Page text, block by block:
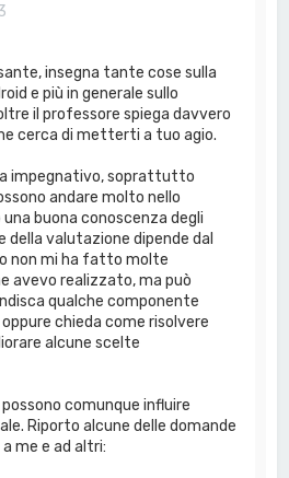
insegna tante cose sulla
e più in generale sullo
il professore spiega davvero
cerca di metterti a tuo agio.
impegnativo, soprattutto
andare molto nello
buona conoscenza degli
della valutazione dipende dal
non mi ha fatto molte
avevo realizzato, ma può
qualche componente
chieda come risolvere
alcune scelte
comunque influire
Riporto alcune delle domande
me e ad altri: